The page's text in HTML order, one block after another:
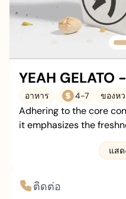
YEAH GELATO
อาหาร 4-7 ของห
Adhering to the core
it emphasizes the
cream. It insists on
day, rejects overnight
curing modern people's
แสด
ติดต่อ